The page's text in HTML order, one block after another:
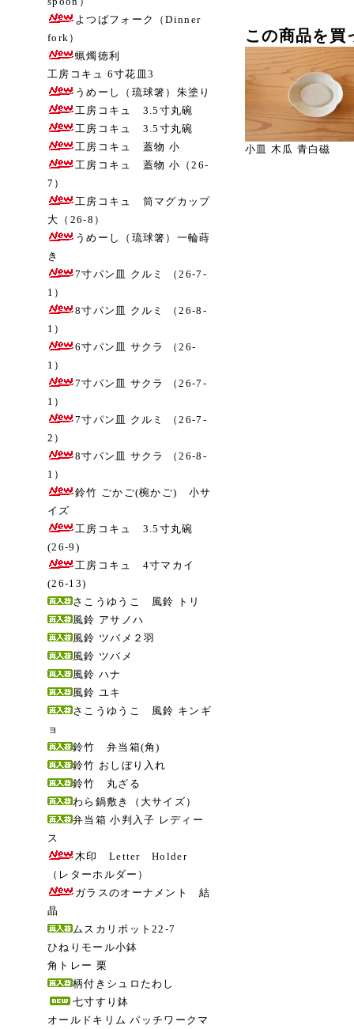
よつばフォーク（Dinner
fork）
蝋燭徳利
工房コキュ 6寸花皿3
うめーし（琉球箸）朱塗り
工房コキュ 3.5寸丸碗
工房コキュ 3.5寸丸碗
工房コキュ 蓋物 小
工房コキュ 蓋物 小（26-
7）
工房コキュ 筒マグカップ
大（26-8）
うめーし（琉球箸）一輪蒔
き
7寸パン皿 クルミ （26-7-
1）
8寸パン皿 クルミ （26-8-
1）
6寸パン皿 サクラ （26-
1）
7寸パン皿 サクラ （26-7-
1）
7寸パン皿 クルミ （26-7-
2）
8寸パン皿 サクラ （26-8-
1）
鈴竹 ごかご(椀かご) 小サ
イズ
工房コキュ 3.5寸丸碗
(26-9)
工房コキュ 4寸マカイ
(26-13)
さこうゆうこ 風鈴 トリ
風鈴 アサノハ
風鈴 ツバメ２羽
風鈴 ツバメ
風鈴 ハナ
風鈴 ユキ
さこうゆうこ 風鈴 キンギ
ョ
鈴竹 弁当箱(角)
鈴竹 おしぼり入れ
鈴竹 丸ざる
わら鍋敷き（大サイズ）
弁当箱 小判入子 レディー
ス
木印 Letter Holder
（レターホルダー）
ガラスのオーナメント 結
晶
ムスカリポット22-7
ひねりモール小鉢
角トレー 栗
柄付きシュロたわし
七寸すり鉢
オールドキリム パッチワークマ
この商品を買
小皿 木瓜 青白磁